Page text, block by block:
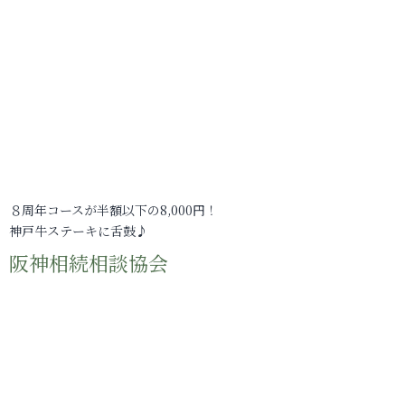
８周年コースが半額以下の8,000円！
神戸牛ステーキに舌鼓♪
阪神相続相談協会